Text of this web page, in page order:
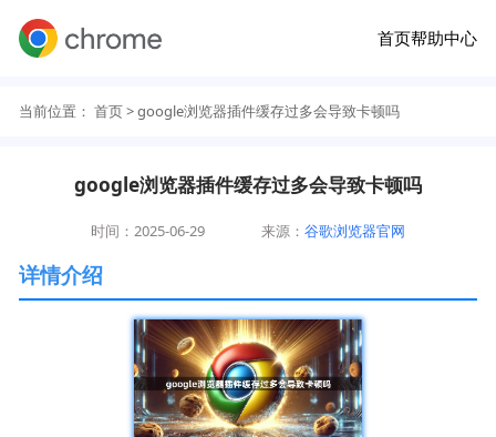
首页帮助中心
当前位置： 首页> google浏览器插件缓存过多会导致卡顿吗
google浏览器插件缓存过多会导致卡顿吗
时间：2025-06-29 来源：谷歌浏览器官网
详情介绍